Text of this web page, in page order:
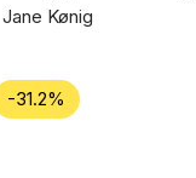
Jane Kønig
-31.2%